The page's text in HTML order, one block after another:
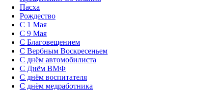
Пасха
Рождество
С 1 Мая
С 9 Мая
С Благовещением
С Вербным Воскресеньем
С днём автомобилиста
С Днём ВМФ
С днём воспитателя
С днём медработника